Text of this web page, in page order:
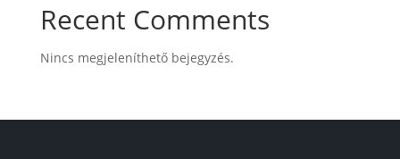
Recent Comments
Nincs megjeleníthető bejegyzés.